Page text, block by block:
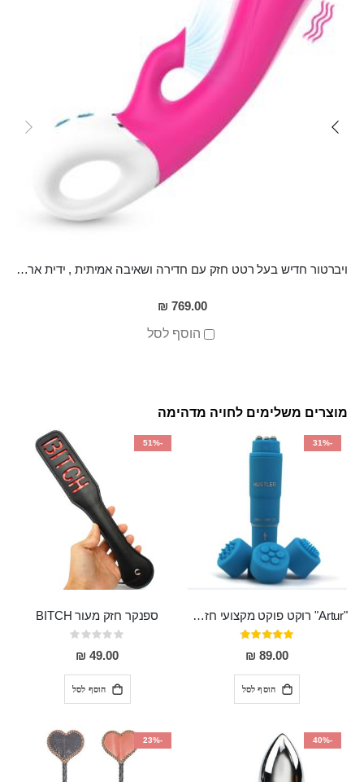
ויברטור חדיש בעל רטט חזק עם חדירה ושאיבה אמיתית , ידית ארגונומית לאחיזה נוחה, מסיליקון רפואי, נטען ועמיד למים LOTAN
769.00 ₪
הוסף לסל
מוצרים משלימים לחויה מדהימה
-31%
"Artur" רוקט פוקט מקצועי חזק במיוחד
דירוג:
95%
89.00 ₪
הוסף לסל
-51%
ספנקר חזק מעור BITCH
Rating:
0%
49.00 ₪
הוסף לסל
-40%
-23%